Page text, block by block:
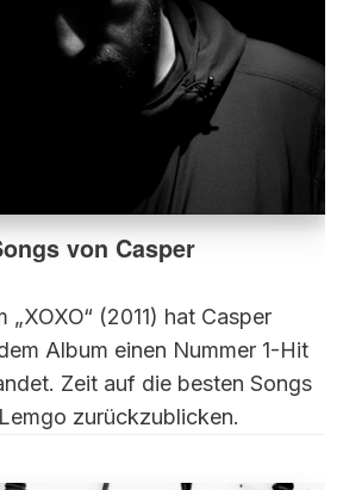
von Casper
„XOXO“ (2011) hat Casper
Album einen Nummer 1-Hit
Zeit auf die besten Songs
zurückzublicken.